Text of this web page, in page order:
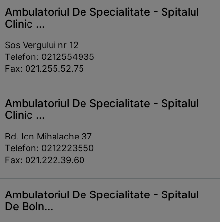
Ambulatoriul De Specialitate - Spitalul
Clinic ...
Sos Vergului nr 12
Telefon: 0212554935
Fax: 021.255.52.75
Ambulatoriul De Specialitate - Spitalul
Clinic ...
Bd. Ion Mihalache 37
Telefon: 0212223550
Fax: 021.222.39.60
Ambulatoriul De Specialitate - Spitalul
De Boln...